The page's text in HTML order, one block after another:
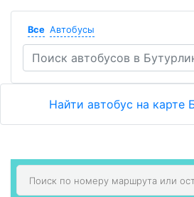
Все Автобусы
Найти автобус на карте